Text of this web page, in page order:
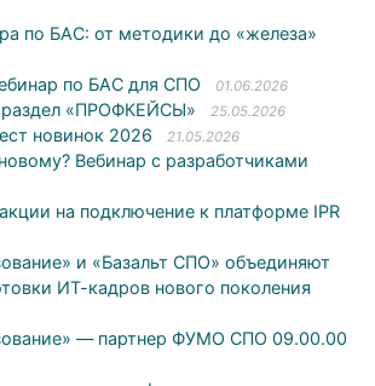
по БАС: от методики до «железа»
по БАС для СПО 01.06.2026
«ПРОФКЕЙСЫ» 25.05.2026
новинок 2026 21.05.2026
Вебинар с разработчиками
на подключение к платформе IPR
и «Базальт СПО» объединяют
ИТ-кадров нового поколения
— партнер ФУМО СПО 09.00.00